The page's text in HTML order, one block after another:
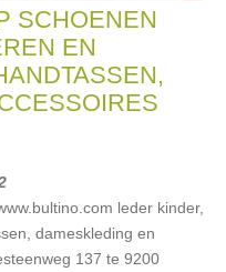
SCHOENEN
EN
leder kinder,
dameskleding en
137 te 9200